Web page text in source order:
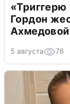
«Триггерю
Гордон
5 августа 76